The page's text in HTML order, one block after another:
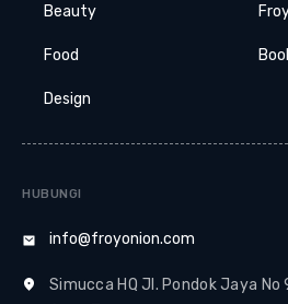
Beauty
Food
Design
HUBUNGI
info@froyonion.com
Simucca HQ Jl. Pondok Jaya No